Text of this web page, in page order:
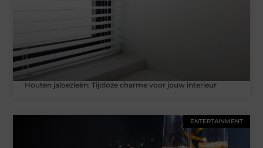
Houten jaloezieën: Tijdloze charme voor jouw interieur
ENTERTAINMENT